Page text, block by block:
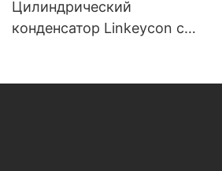
Цилиндрический
конденсатор Linkeycon с